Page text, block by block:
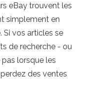
eBay trouvent les
simplement en
Si vos articles se
de recherche - ou
lorsque les
des ventes